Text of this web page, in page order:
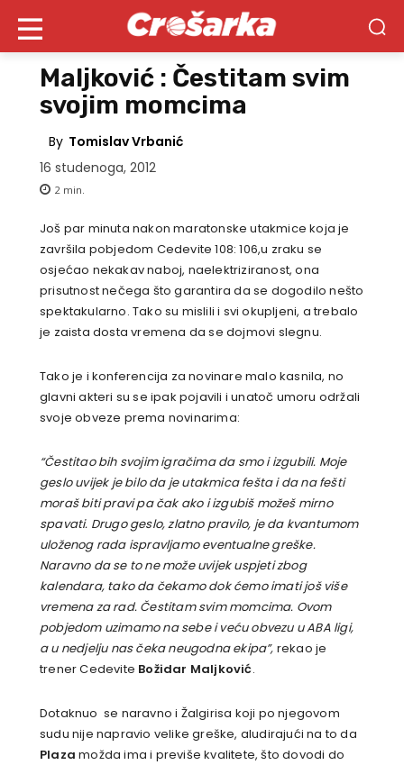
Maljković : Čestitam svim
svojim momcima
By Tomislav Vrbanić
16 studenoga, 2012
2 min.
Još par minuta nakon maratonske utakmice koja je
završila pobjedom Cedevite 108: 106,u zraku se
osjećao nekakav naboj, naelektriziranost, ona
prisutnost nečega što garantira da se dogodilo nešto
spektakularno. Tako su mislili i svi okupljeni, a trebalo
je zaista dosta vremena da se dojmovi slegnu.
Tako je i konferencija za novinare malo kasnila, no
glavni akteri su se ipak pojavili i unatoč umoru održali
svoje obveze prema novinarima:
“Čestitao bih svojim igračima da smo i izgubili. Moje
geslo uvijek je bilo da je utakmica fešta i da na fešti
moraš biti pravi pa čak ako i izgubiš možeš mirno
spavati. Drugo geslo, zlatno pravilo, je da kvantumom
uloženog rada ispravljamo eventualne greške.
Naravno da se to ne može uvijek uspjeti zbog
kalendara, tako da čekamo dok ćemo imati još više
vremena za rad. Čestitam svim momcima. Ovom
pobjedom uzimamo na sebe i veću obvezu u ABA ligi,
a u nedjelju nas čeka neugodna ekipa”, rekao je
trener Cedevite Božidar Maljković.
Dotaknuo se naravno i Žalgirisa koji po njegovom
sudu nije napravio velike greške, aludirajući na to da
Plaza možda ima i previše kvalitete, što dovodi do